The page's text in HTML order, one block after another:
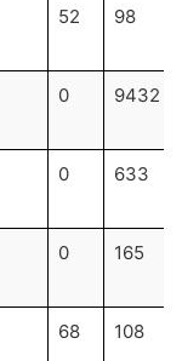
52 98
0 9432
0 633
0 165
68 108